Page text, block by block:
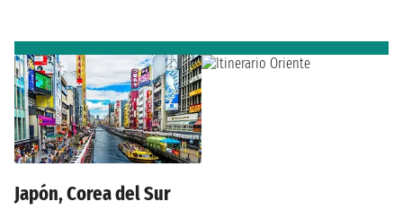
Japón, Corea del Sur